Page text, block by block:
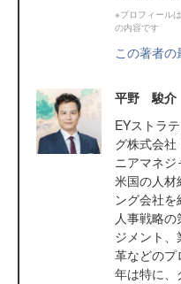
※プロフィール
の内容です
この著者
平野 駿介
EYストラ
グ株式会
ニアマネジ
米国の人材
ング会社を
人事戦略
ジメント
革などのプ
年は特に、